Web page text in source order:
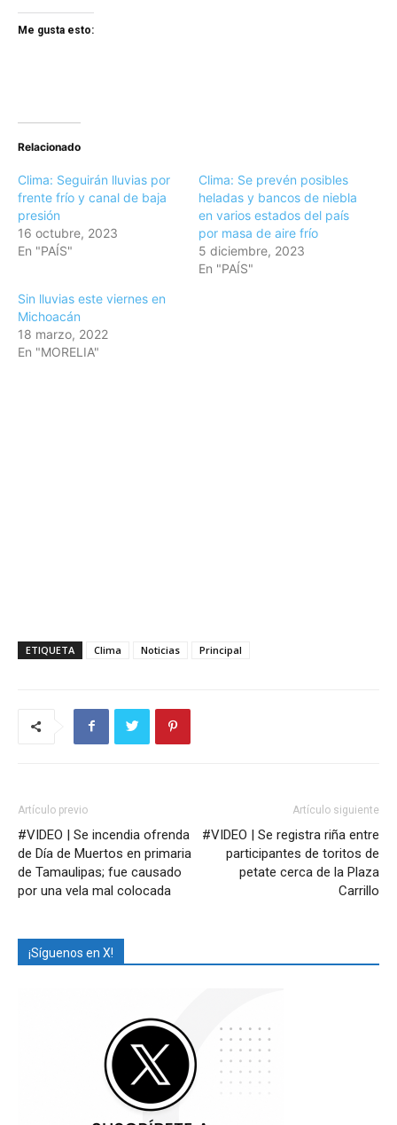
Me gusta esto:
Relacionado
Clima: Seguirán lluvias por
frente frío y canal de baja
presión
16 octubre, 2023
En "PAÍS"
Clima: Se prevén posibles
heladas y bancos de niebla
en varios estados del país
por masa de aire frío
5 diciembre, 2023
En "PAÍS"
Sin lluvias este viernes en
Michoacán
18 marzo, 2022
En "MORELIA"
ETIQUETA Clima Noticias Principal
Artículo previo
#VIDEO | Se incendia ofrenda
de Día de Muertos en primaria
de Tamaulipas; fue causado
por una vela mal colocada
Artículo siguiente
#VIDEO | Se registra riña entre
participantes de toritos de
petate cerca de la Plaza
Carrillo
¡Síguenos en X!